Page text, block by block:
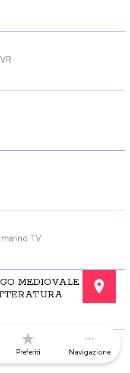
TV
MEDIOVALE
Preferiti Navigazione